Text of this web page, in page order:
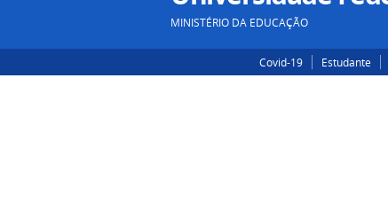
MINISTÉRIO DA EDUCAÇÃO
Covid-19 Estudante